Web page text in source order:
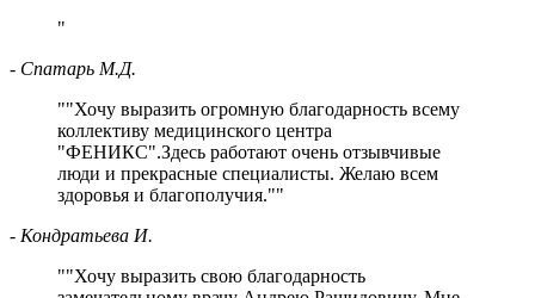
- Спатарь М.Д.
" Хочу выразить огромную благодарность всему
коллективу медицинского центра
"ФЕНИКС".Здесь работают очень отзывчивые
люди и прекрасные специалисты. Желаю всем
здоровья и благополучия. "
- Кондратьева И.
" Хочу выразить свою благодарность